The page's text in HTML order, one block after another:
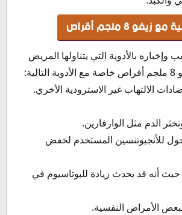
8 ملجم أقراص
بالأدوية التي يتناولها المريض
الالتهاب غير الاسترودية الأخري.
الدم مثل الوارفارين.
للأنجيوتنسين المستخدم لخفض
أنه قد يحدث زيادة للبوتاسيوم في
الأمراض النفسية.